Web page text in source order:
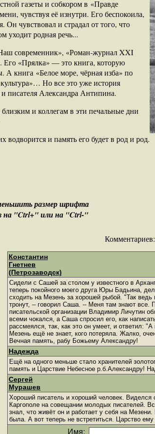
газеты и собкором в «Правде
чувствуя её изнутри. Его беспокоила,
Он чувствовал и страдал от того, что
уходит родная речь...
современник», «Роман-журнал XXI
«Прялка» — это книга, которую
А книга «Белое море, чёрная изба» по
Но все это уже история
писателя Александра Антипина.
и коллегам в эти печальные дни
и память его будет в род и род.
размер шрифта
на "Ctrl+" или на "Ctrl-"
Комментариев: